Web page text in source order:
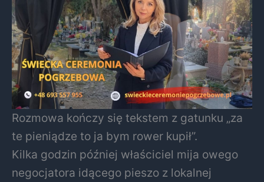
Rozmowa kończy się tekstem z gatunku „za
te pieniądze to ja bym rower kupił”.
Kilka godzin później właściciel mija owego
negocjatora idącego pieszo z lokalnej